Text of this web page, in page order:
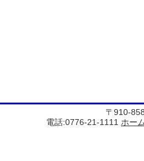
〒910-
電話:0776-21-1111 ホー